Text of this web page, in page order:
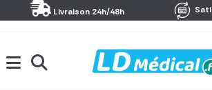
Livraison 24h/48h
Panneau de gestion des cookies